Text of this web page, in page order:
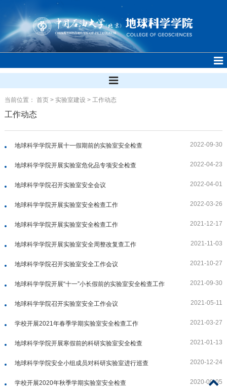
当前位置： 首页> 实验室建设> 工作动态
工作动态
2022-09-30
地球科学学院开展十一假期前的实验室安全检查
2022-04-23
地球科学学院开展实验室危化品专项安全检查
2022-04-01
地球科学学院召开实验室安全会议
2022-03-26
地球科学学院开展实验室安全检查工作
2021-12-17
地球科学学院开展实验室安全检查工作
2021-11-03
地球科学学院开展实验室安全周整改复查工作
2021-10-27
地球科学学院召开实验室安全工作会议
2021-09-30
地球科学学院开展“十一”小长假前的实验室安全检查工作
2021-05-11
地球科学学院召开实验室安全工作会议
2021-03-27
学校开展2021年春季学期实验室安全检查工作
2021-01-13
地球科学学院开展寒假前的科研实验室安全检查
2020-12-24
地球科学学院安全小组成员对科研实验室进行巡查
2020-09-05
学校开展2020年秋季学期实验室安全检查